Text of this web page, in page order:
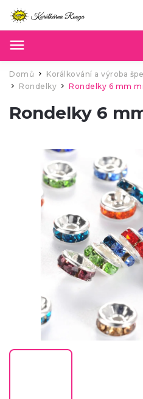
Domů / Korálkování a výroba
/
Rondelky / Rondelky 6 mm
Rondelky 6